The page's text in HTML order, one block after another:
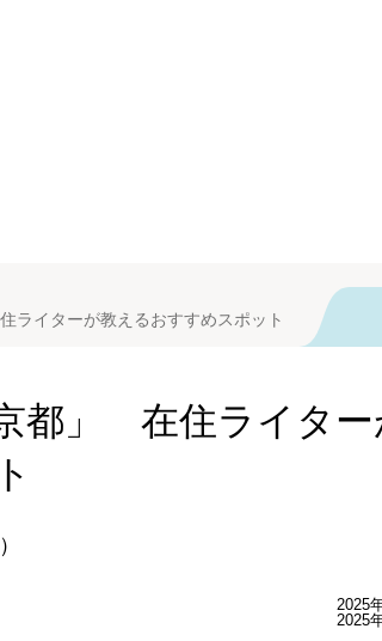
イターが教えるおすすめスポット
都」 在住ライター
2025
2025